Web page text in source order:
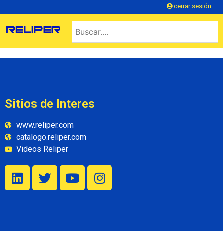
cerrar sesión
Sitios de Interes
www.reliper.com
catalogo.reliper.com
Videos Reliper